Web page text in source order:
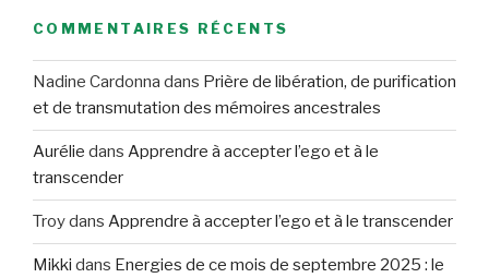
COMMENTAIRES RÉCENTS
Nadine Cardonna dans Prière de libération, de purification
et de transmutation des mémoires ancestrales
Aurélie dans Apprendre à accepter l’ego et à le
transcender
Troydans Apprendre à accepter l’ego et à le transcender
Mikki dans Energies de ce mois de septembre 2025 : le